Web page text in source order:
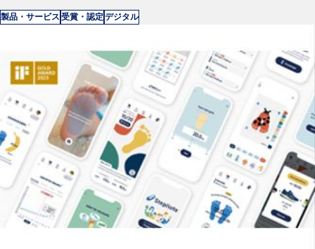
製品・サービス 受賞・認定デジタル